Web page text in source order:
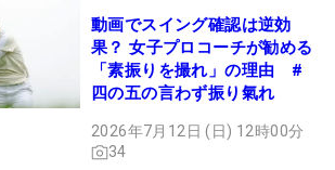
動画でスイング確認は逆効
果？ 女子プロコーチが勧める
「素振りを撮れ」の理由 #
四の五の言わず振り氣れ
2026年7月12日 (日) 12時00分
34